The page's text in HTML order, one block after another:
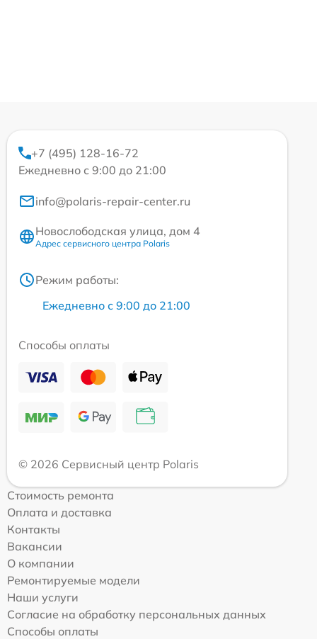
+7 (495) 128-16-72
Ежедневно с 9:00 до 21:00
info@polaris-repair-center.ru
Новослободская улица, дом 4
Адрес сервисного центра Polaris
Режим работы:
Ежедневно с 9:00 до 21:00
Способы оплаты
© 2026 Сервисный центр Polaris
Стоимость ремонта
Оплата и доставка
Контакты
Вакансии
О компании
Ремонтируемые модели
Наши услуги
Согласие на обработку персональных данных
Способы оплаты